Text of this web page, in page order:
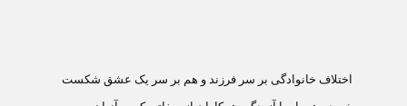
اختلاف خانوادگی بر سر فرزند و هم بر سر يک عشق شکست